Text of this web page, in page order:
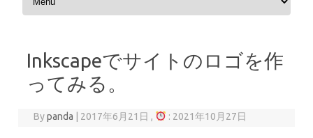
Inkscapeでサイトのロゴを作
ってみる。
Bypanda 2017年6月21日 , : 2021年10月27日